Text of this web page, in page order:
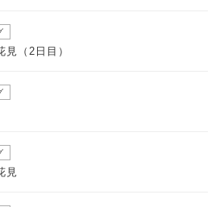
（2日目）
見